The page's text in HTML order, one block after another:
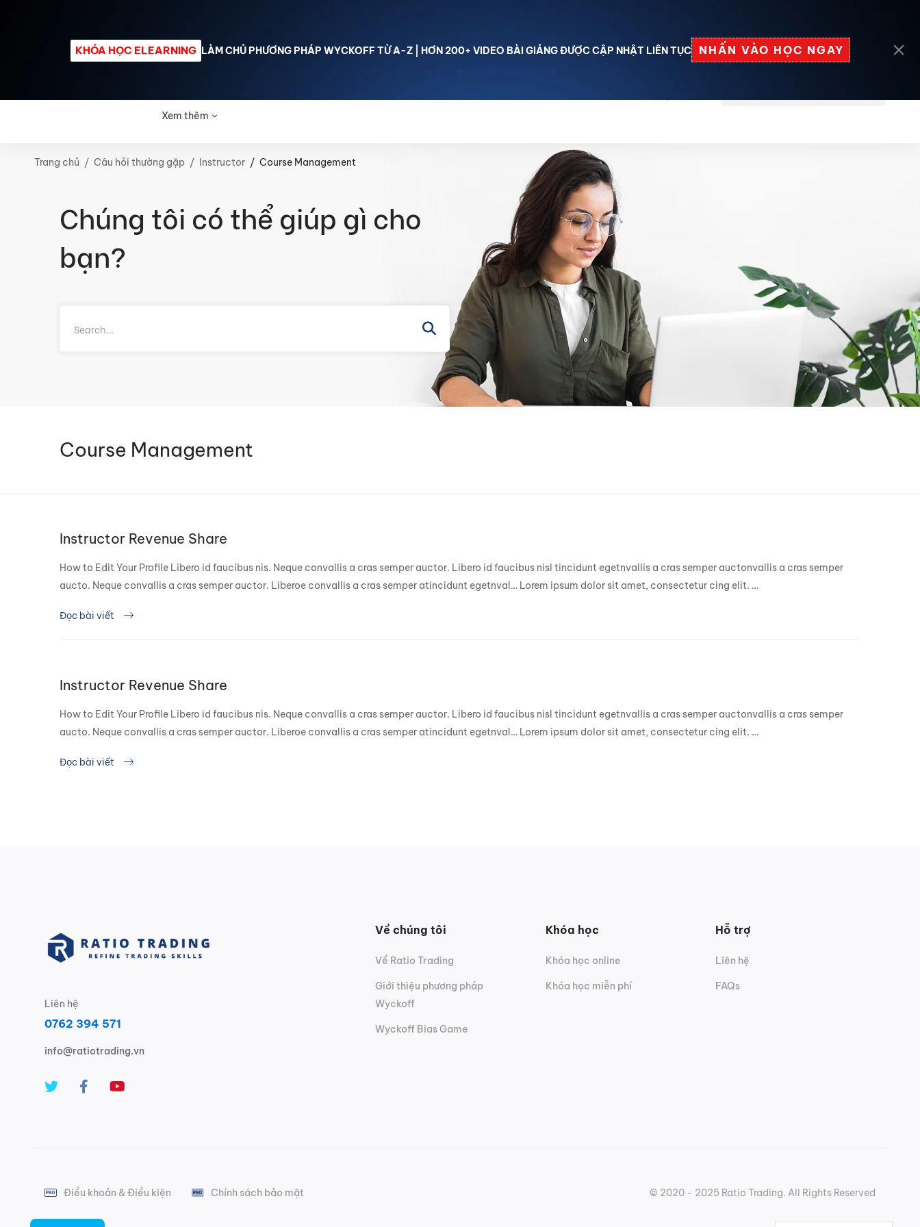
Trang chủ Khoá học Phương pháp Wyckoff
Xem thêm
Trang chủ Câu hỏi thường gặp Instructor Course Management
Chúng tôi có thể giúp gì cho
bạn?
Course Management
Instructor Revenue Share
How to Edit Your Profile Libero id faucibus nis. Neque convallis a cras semper auctor. Libero id faucibus nisl tincidunt egetnvallis a cras semper auctonvallis a cras semper
aucto. Neque convallis a cras semper auctor. Liberoe convallis a cras semper atincidunt egetnval… Lorem ipsum dolor sit amet, consectetur cing elit. …
Đọc bài viết
Instructor Revenue Share
How to Edit Your Profile Libero id faucibus nis. Neque convallis a cras semper auctor. Libero id faucibus nisl tincidunt egetnvallis a cras semper auctonvallis a cras semper
aucto. Neque convallis a cras semper auctor. Liberoe convallis a cras semper atincidunt egetnval… Lorem ipsum dolor sit amet, consectetur cing elit. …
Đọc bài viết
Liên hệ
0762 394 571
info@ratiotrading.vn
Về chúng tôi
Về Ratio Trading
Giới thiệu phương pháp
Wyckoff
Wyckoff Bias Game
Khóa học
Khóa học online
Khóa học miễn phí
Hỗ trợ
Liên hệ
FAQs
Điều khoản & Điều kiện Chính sách bảo mật © 2020 - 2025 Ratio Trading. All Rights Reserved
KHÓA HỌC ELEARNING LÀM CHỦ PHƯƠNG PHÁP WYCKOFF TỪ A-Z | HƠN 200+ VIDEO BÀI GIẢNG ĐƯỢC CẬP NHẬT LIÊN TỤC NHẤN VÀO HỌC NGAY